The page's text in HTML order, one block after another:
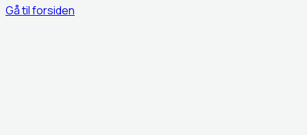
Gå til forsiden